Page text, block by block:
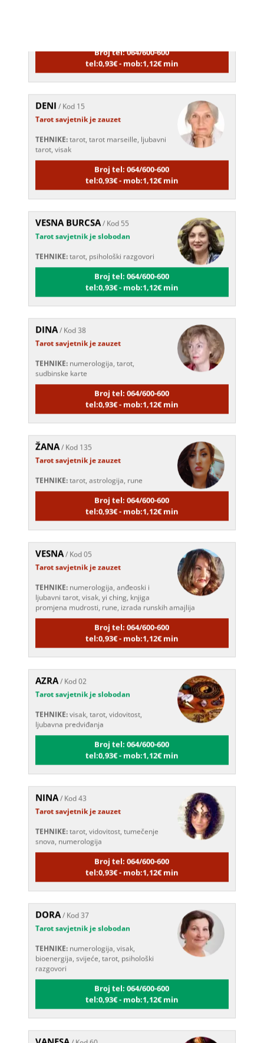
tel:0,93€ - mob:1,12€ min
DENI/ Kod 15
Tarot savjetnik je zauzet
tarot, visak
Broj tel: 064/600-600
tel:0,93€ - mob:1,12€ min
VESNA BURCSA/ Kod 55
Tarot savjetnik je slobodan
Broj tel: 064/600-600
tel:0,93€ - mob:1,12€ min
DINA/ Kod 38
Tarot savjetnik je zauzet
sudbinske karte
Broj tel: 064/600-600
tel:0,93€ - mob:1,12€ min
ŽANA/ Kod 135
Tarot savjetnik je zauzet
Broj tel: 064/600-600
tel:0,93€ - mob:1,12€ min
VESNA/ Kod 05
Tarot savjetnik je zauzet
ljubavni tarot, visak, yi ching, knjiga
promjena mudrosti, rune, izrada runskih amajlija
Broj tel: 064/600-600
tel:0,93€ - mob:1,12€ min
AZRA/ Kod 02
Tarot savjetnik je slobodan
ljubavna predviđanja
Broj tel: 064/600-600
tel:0,93€ - mob:1,12€ min
NINA/ Kod 43
Tarot savjetnik je zauzet
snova, numerologija
Broj tel: 064/600-600
tel:0,93€ - mob:1,12€ min
DORA/ Kod 37
Tarot savjetnik je slobodan
bioenergija, svijeće, tarot, psihološki
razgovori
Broj tel: 064/600-600
tel:0,93€ - mob:1,12€ min
VANESA/ Kod 60